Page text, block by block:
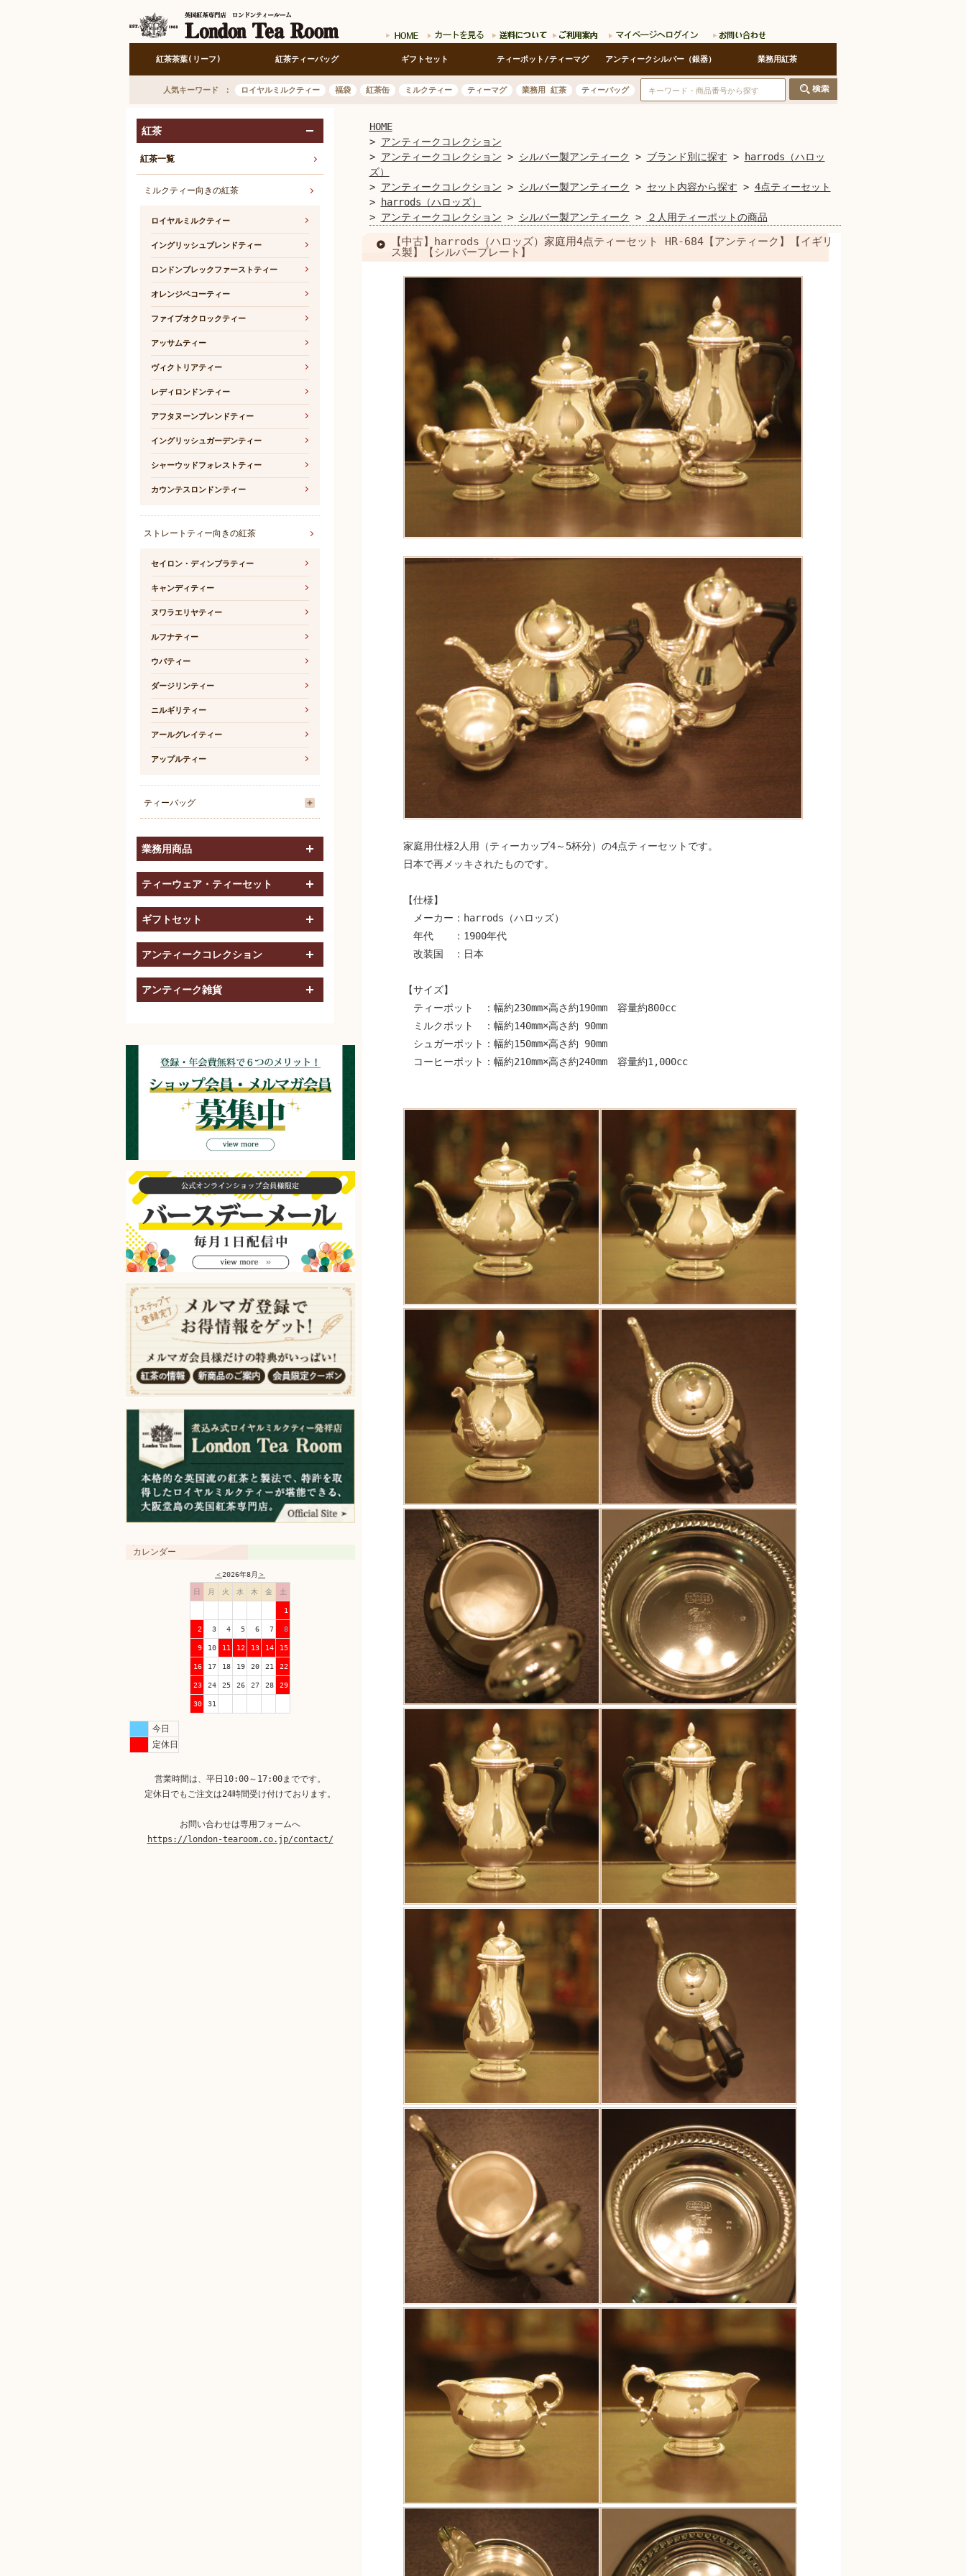
紅茶茶葉(リーフ) 紅茶ティーバッグ ギフトセット ティーポット/ティーマグ アンティークシルバー（銀器） 業務用紅茶
人気キーワード ロイヤルミルクティー 福袋 紅茶缶 ミルクティー ティーマグ 業務用 紅茶 ティーバッグ
紅茶
紅茶一覧
ミルクティー向きの紅茶
ロイヤルミルクティー
イングリッシュブレンドティー
ロンドンブレックファーストティー
オレンジペコーティー
ファイブオクロックティー
アッサムティー
ヴィクトリアティー
レディロンドンティー
アフタヌーンブレンドティー
イングリッシュガーデンティー
シャーウッドフォレストティー
カウンテスロンドンティー
ストレートティー向きの紅茶
セイロン・ディンブラティー
キャンディティー
ヌワラエリヤティー
ルフナティー
ウバティー
ダージリンティー
ニルギリティー
アールグレイティー
アップルティー
ティーバッグ
業務用商品
ティーウェア・ティーセット
ギフトセット
アンティークコレクション
アンティーク雑貨
カレンダー
＜2026年8月 ＞
日 月 火 水 木 金 土
1
2 3 4 5 6 7 8
9 10 11 12 13 14 15
16 17 18 19 20 21 22
23 24 25 26 27 28 29
30 31
今日
定休日
営業時間は、平日10:00～17:00までです。
定休日でもご注文は24時間受け付けております。
お問い合わせは専用フォームへ
https://london-tearoom.co.jp/contact/
HOME
> アンティークコレクション
> アンティークコレクション > シルバー製アンティーク > ブランド別に探す >
harrods（ハロッ
ズ）
> アンティークコレクション > シルバー製アンティーク > セット内容から探す > 4点ティーセット
>
harrods（ハロッズ）
> アンティークコレクション > シルバー製アンティーク > ２人用ティーポットの商品
【中古】harrods（ハロッズ）家庭用4点ティーセット HR-684【アンティーク】【イギリ
ス製】【シルバープレート】
家庭用仕様2人用（ティーカップ4～5杯分）の4点ティーセットです。
日本で再メッキされたものです。
【仕様】
メーカー：harrods（ハロッズ）
年代 ：1900年代
改装国 ：日本
【サイズ】
ティーポット ：幅約230mm×高さ約190mm 容量約800cc
ミルクポット ：幅約140mm×高さ約 90mm
シュガーポット：幅約150mm×高さ約 90mm
コーヒーポット：幅約210mm×高さ約240mm 容量約1,000cc